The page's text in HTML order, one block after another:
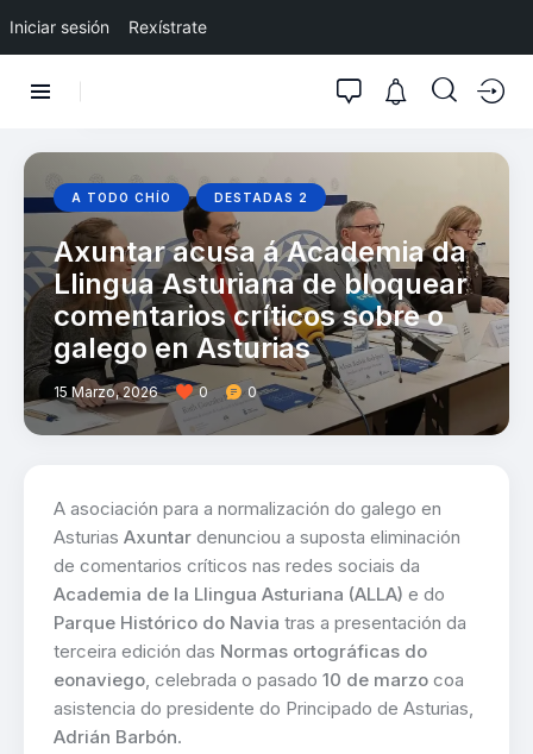
Iniciar sesión Rexístrate
A TODO CHÍO DESTADAS 2
Axuntar acusa á Academia da
Llingua Asturiana de bloquear
comentarios críticos sobre o
galego en Asturias
15 Marzo, 2026 0 0
A asociación para a normalización do galego en
Asturias Axuntar denunciou a suposta eliminación
de comentarios críticos nas redes sociais da
Academia de la Llingua Asturiana (ALLA) e do
Parque Histórico do Navia tras a presentación da
terceira edición das Normas ortográficas do
eonaviego , celebrada o pasado 10 de marzo coa
asistencia do presidente do Principado de Asturias,
Adrián Barbón.